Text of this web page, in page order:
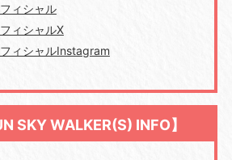
ィシャル
ィシャルX
ィシャルInstagram
SKY WALKER(S) INFO】